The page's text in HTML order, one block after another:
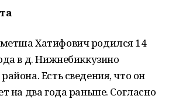
Хатифович родился 14
в д. Нижнебиккузино
Есть сведения, что он
на два года раньше. Согласно